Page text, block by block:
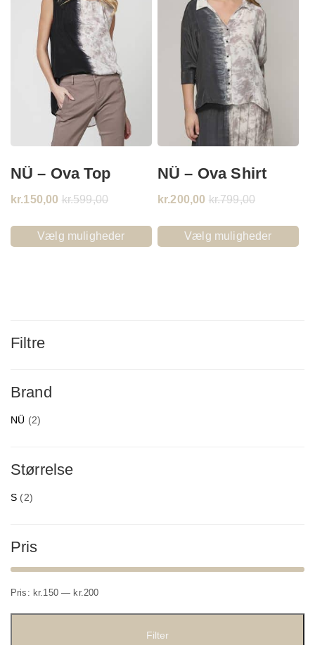
NÜ – Ova Top
kr.150,00 kr.599,00
Vælg muligheder
NÜ – Ova Shirt
kr.200,00 kr.799,00
Vælg muligheder
Filtre
Brand
NÜ (2)
Størrelse
S (2)
Pris
Mindste
Højeste
Filter
Pris: kr.150— kr.200